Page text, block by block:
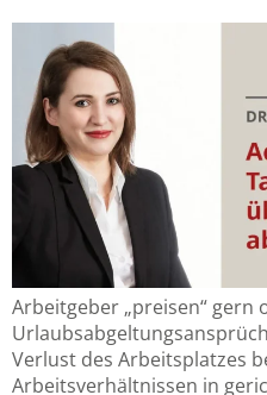
Arbeitgeber „preisen“ gern
Verlust des Arbeitsplatzes
Arbeitsverhältnissen in